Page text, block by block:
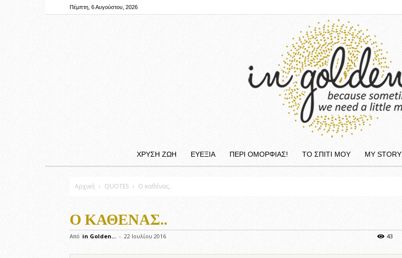
Πέμπτη, 6 Αυγούστου, 2026
ΧΡΥΣΗ ΖΩΗ ΕΥΕΞΙΑ ΠΕΡΙ ΟΜΟΡΦΙΆΣ! ΤΟ ΣΠΙΤΙ ΜΟΥ MY STORY
Αρχική QUOTES Ο καθένας..
Ο ΚΑΘΈΝΑΣ..
Από in Golden... - 22 Ιουλίου 2016 43